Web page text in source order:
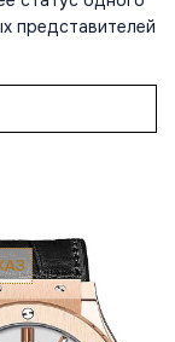
представителей